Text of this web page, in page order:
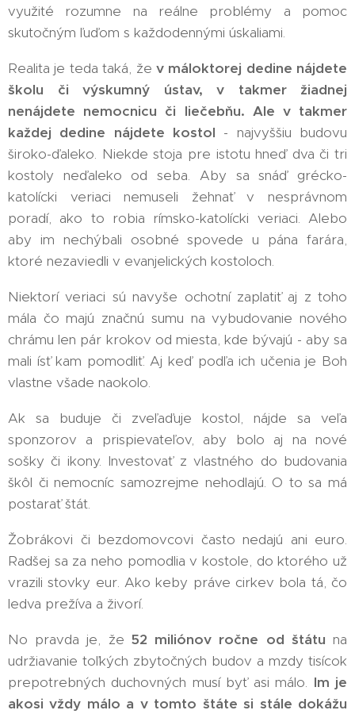
využité rozumne na reálne problémy a pomoc
skutočným ľuďom s každodennými úskaliami.
Realita je teda taká, že v máloktorej dedine nájdete
školu či výskumný ústav, v takmer žiadnej
nenájdete nemocnicu či liečebňu. Ale v takmer
každej dedine nájdete kostol - najvyššiu budovu
široko-ďaleko. Niekde stoja pre istotu hneď dva či tri
kostoly neďaleko od seba. Aby sa snáď grécko-
katolícki veriaci nemuseli žehnať v nesprávnom
poradí, ako to robia rímsko-katolícki veriaci. Alebo
aby im nechýbali osobné spovede u pána farára,
ktoré nezaviedli v evanjelických kostoloch.
Niektorí veriaci sú navyše ochotní zaplatiť aj z toho
mála čo majú značnú sumu na vybudovanie nového
chrámu len pár krokov od miesta, kde bývajú - aby sa
mali ísť kam pomodliť. Aj keď podľa ich učenia je Boh
vlastne všade naokolo.
Ak sa buduje či zveľaďuje kostol, nájde sa veľa
sponzorov a prispievateľov, aby bolo aj na nové
sošky či ikony. Investovať z vlastného do budovania
škôl či nemocníc samozrejme nehodlajú. O to sa má
postarať štát.
Žobrákovi či bezdomovcovi často nedajú ani euro.
Radšej sa za neho pomodlia v kostole, do ktorého už
vrazili stovky eur. Ako keby práve cirkev bola tá, čo
ledva prežíva a živorí.
No pravda je, že 52 miliónov ročne od štátu na
udržiavanie toľkých zbytočných budov a mzdy tisícok
prepotrebných duchovných musí byť asi málo. Im je
akosi vždy málo a v tomto štáte si stále dokážu